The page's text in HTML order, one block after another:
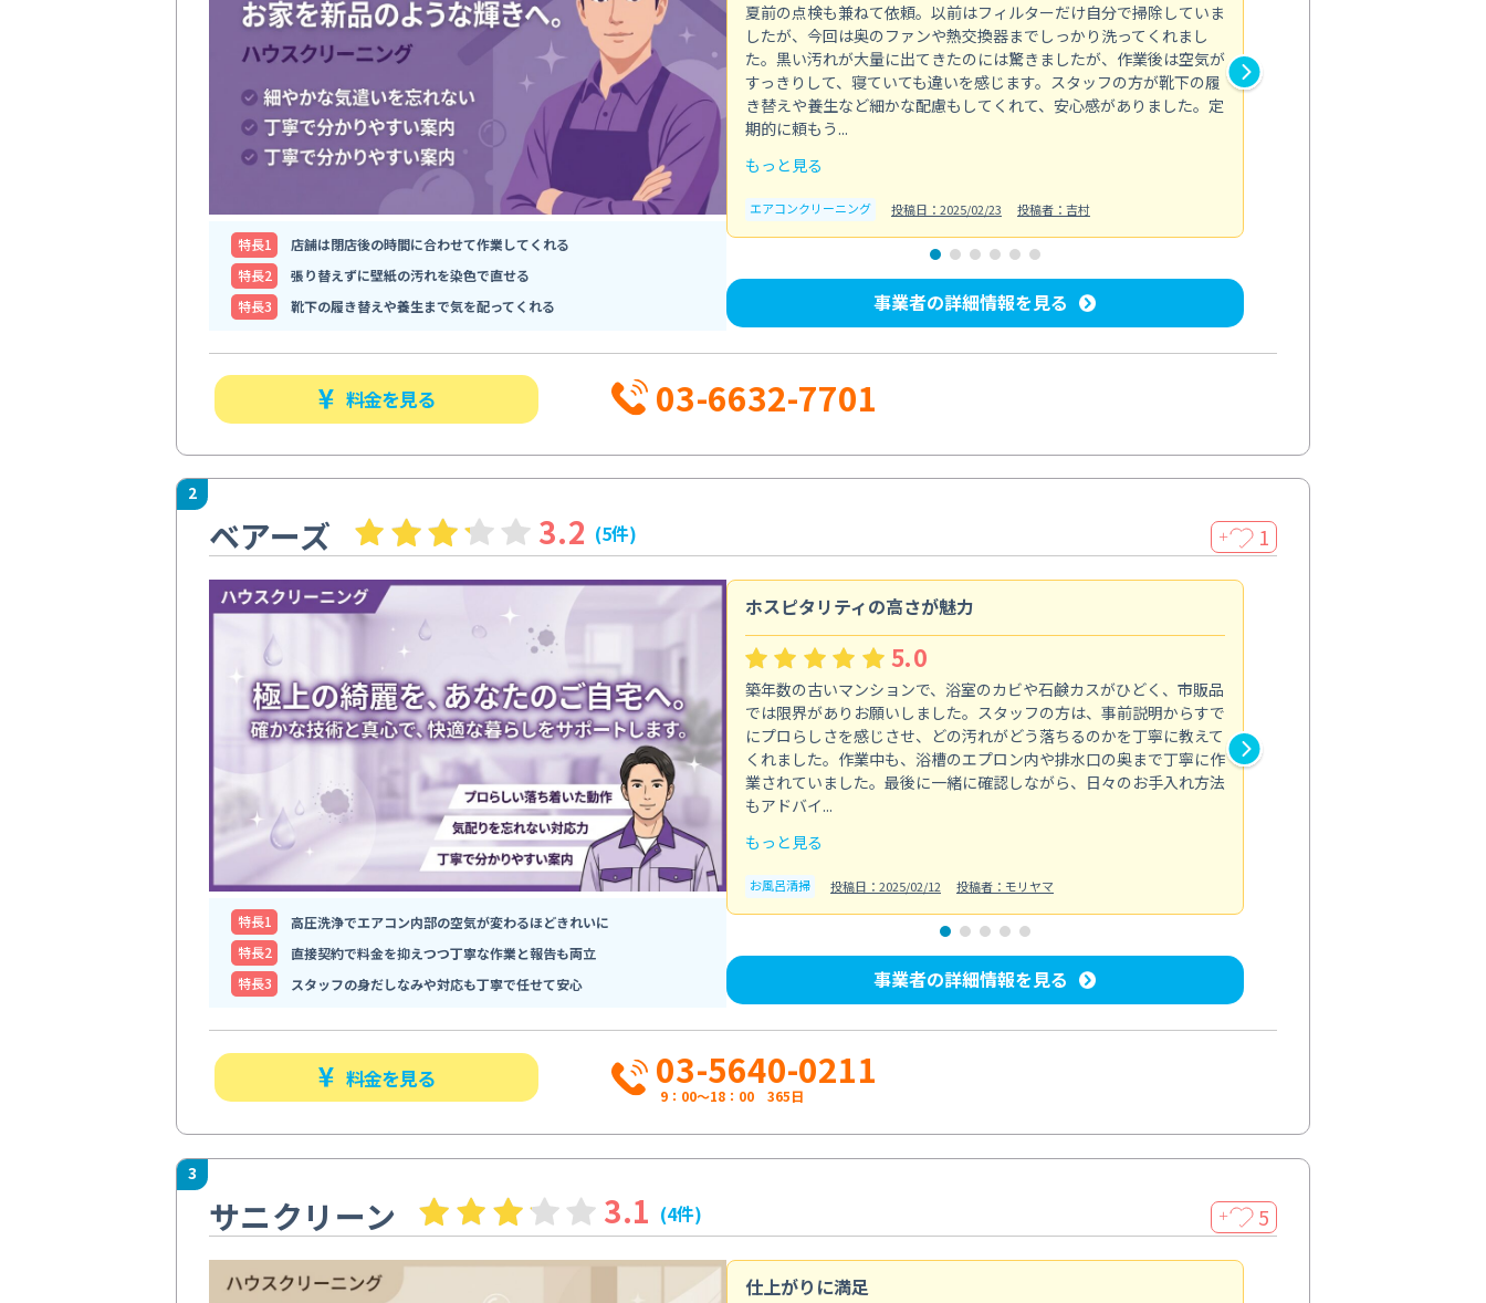
特⻑1
店舗は閉店後の時間に合わせて作業してくれる
特⻑2
張り替えずに壁紙の汚れを染色で直せる
特⻑3
靴下の履き替えや養生まで気を配ってくれる
夏前の点検も兼ねて依頼。以前はフィルターだけ自分で掃除していま
したが、今回は奥のファンや熱交換器までしっかり洗ってくれまし
た。黒い汚れが大量に出てきたのには驚きましたが、作業後は空気が
すっきりして、寝ていても違いを感じます。スタッフの方が靴下の履
き替えや養生など細かな配慮もしてくれて、安心感がありました。定
期的に頼もう...
もっと見る
エアコンクリーニング 投稿日：2025/02/23 投稿者：吉村
事業者の詳細情報を見る
料金を見る 03-6632-7701
2
ベアーズ 3.2 (5件) ＋ 1
特⻑1
高圧洗浄でエアコン内部の空気が変わるほどきれいに
特⻑2
直接契約で料金を抑えつつ丁寧な作業と報告も両立
特⻑3
スタッフの身だしなみや対応も丁寧で任せて安心
ホスピタリティの高さが魅力
5.0
築年数の古いマンションで、浴室のカビや石鹸カスがひどく、市販品
では限界がありお願いしました。スタッフの方は、事前説明からすで
にプロらしさを感じさせ、どの汚れがどう落ちるのかを丁寧に教えて
くれました。作業中も、浴槽のエプロン内や排水口の奥まで丁寧に作
業されていました。最後に一緒に確認しながら、日々のお手入れ方法
もアドバイ...
もっと見る
お風呂清掃 投稿日：2025/02/12 投稿者：モリヤマ
事業者の詳細情報を見る
料金を見る 03-5640-0211
9：00～18：00 365日
3
サニクリーン 3.1 (4件) ＋ 5
仕上がりに満足